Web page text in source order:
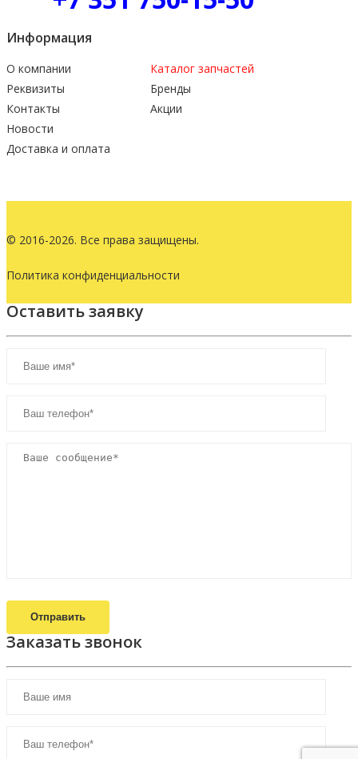
Информация
О компании
Реквизиты
Контакты
Новости
Доставка и оплата
Каталог запчастей
Бренды
Акции
© 2016-2026. Все права защищены.
Политика конфиденциальности
Оставить заявку
Отправить
Заказать звонок